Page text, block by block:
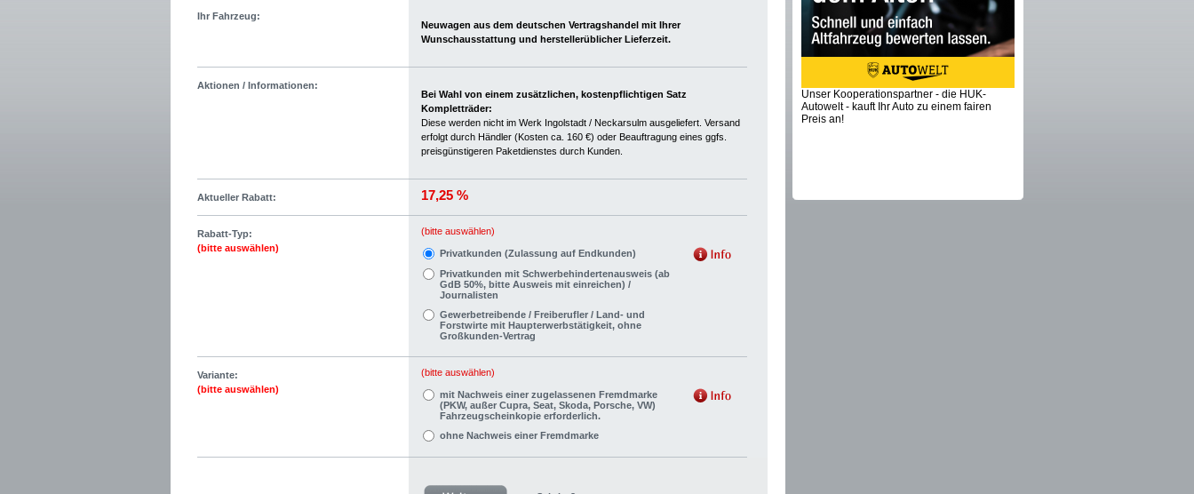
Ihr Fahrzeug:
Neuwagen aus dem deutschen Vertragshandel mit Ihrer
Wunschausstattung und herstellerüblicher Lieferzeit.
Aktionen / Informationen:
Bei Wahl von einem zusätzlichen, kostenpflichtigen Satz
Kompletträder:
Diese werden nicht im Werk Ingolstadt / Neckarsulm ausgeliefert. Versand
erfolgt durch Händler (Kosten ca. 160 €) oder Beauftragung eines ggfs.
preisgünstigeren Paketdienstes durch Kunden.
Aktueller Rabatt: 17,25 %
Rabatt-Typ:
(bitte auswählen)
(bitte auswählen)
Privatkunden (Zulassung auf Endkunden)
Privatkunden mit Schwerbehindertenausweis (ab
GdB 50%, bitte Ausweis mit einreichen) /
Journalisten
Gewerbetreibende / Freiberufler / Land- und
Forstwirte mit Haupterwerbstätigkeit, ohne
Großkunden-Vertrag
Variante:
(bitte auswählen)
(bitte auswählen)
mit Nachweis einer zugelassenen Fremdmarke
(PKW, außer Cupra, Seat, Skoda, Porsche, VW)
Fahrzeugscheinkopie erforderlich.
ohne Nachweis einer Fremdmarke
Unser Kooperationspartner - die HUK-
Autowelt - kauft Ihr Auto zu einem fairen
Preis an!